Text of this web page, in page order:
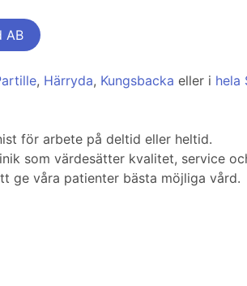
AB
, Härryda, Kungsbacka eller i hela
för arbete på deltid eller heltid.
som värdesätter kvalitet, service
ge våra patienter bästa möjliga vård.